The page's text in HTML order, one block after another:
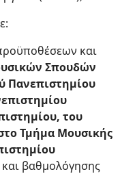
και
Σπουδών
Πανεπιστημίου
του
Τμήμα Μουσικής
βαθμολόγησης